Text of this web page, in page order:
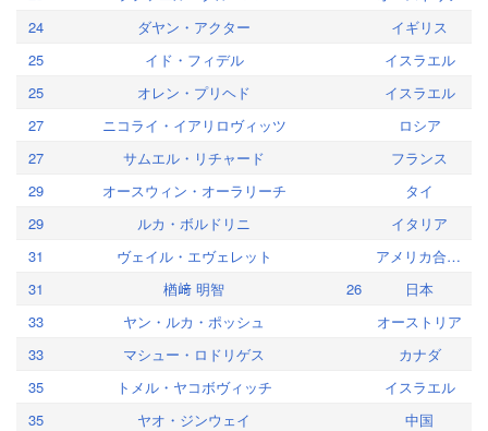
24
ダヤン・アクター
イギリス
25
イド・フィデル
イスラエル
25
オレン・プリヘド
イスラエル
27
ニコライ・イアリロヴィッツ
ロシア
27
サムエル・リチャード
フランス
29
オースウィン・オーラリーチ
タイ
29
ルカ・ボルドリニ
イタリア
31
ヴェイル・エヴェレット
アメリカ合衆国
31
楢﨑 明智 26
日本
33
ヤン・ルカ・ポッシュ
オーストリア
33
マシュー・ロドリゲス
カナダ
35
トメル・ヤコボヴィッチ
イスラエル
35
ヤオ・ジンウェイ
中国